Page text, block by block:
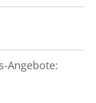
Angebote: